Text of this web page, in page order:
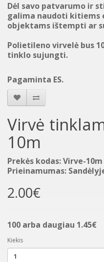
Dėl savo patvarumo ir
galima naudoti kitiems
objektams ištempti ar
Polietileno virvelė bus
tinklo sujungti.
Pagaminta ES.
Virvė
10m
Prekės kodas: Virve-10m
Prieinamumas:
2.00€
100 arba daugiau 1.45€
Kiekis